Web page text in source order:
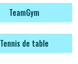
TeamGym
Tennis de table